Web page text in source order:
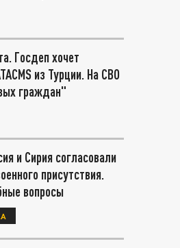
Госдеп хочет
из Турции. На СВО
граждан"
и Сирия согласовали
присутствия.
вопросы